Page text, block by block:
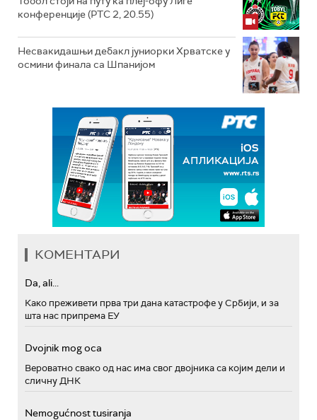
конференције (РТС 2, 20.55)
Несвакидашњи дебакл јуниорки Хрватске у
осмини финала са Шпанијом
КОМЕНТАРИ
Da, ali...
Како преживети прва три дана катастрофе у Србији, и за
шта нас припрема ЕУ
Dvojnik mog oca
Вероватно свако од нас има свог двојника са којим дели и
сличну ДНК
Nemogućnost tusiranja